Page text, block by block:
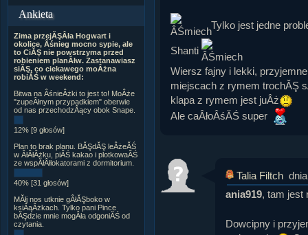
Ankieta
Zima przejĂŞÂła Hogwart i
okolice, Âśnieg mocno sypie, ale
to CiĂŞ nie powstrzyma przed
robieniem planĂłw. Zastanawiasz
siĂŞ, co ciekawego moÂżna
robiĂŚ w weekend:
Bitwa na ÂśnieÂżki to jest to! MoÂże
"zupeÂłnym przypadkiem" oberwie
od nas przechodzÂący obok Snape.
12% [9 głosów]
Plan to brak planu. BĂŞdĂŞ leÂżeĂŚ
w ÂłĂłÂżku, piĂŚ kakao i plotkowaĂŚ
ze wspĂłÂłlokatorami z dormitorium.
40% [31 głosów]
MĂłj nos utknie gÂłĂŞboko w
ksiÂąÂżkach. Tylko pani Pince
bĂŞdzie mnie mogÂła odgoniĂŚ od
czytania.
Tylko jest jedne
Shanti
Wiersz fajny i lekki,
miejscach z rymem trochĂŞ
klapa z rymem jest juÂż
Ale caÂłoÂśĂŚ super
Talia Filtch
ania919, tam jest
Dowcipny i